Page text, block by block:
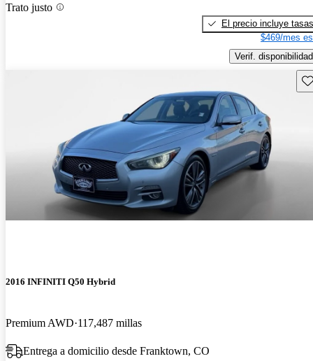
Trato justo
El precio incluye tasas
$469/mes
Verif. disponibilidad
2016 INFINITI Q50 Hybrid
Premium AWD 117,487 millas
Entrega a domicilio desde Franktown, CO